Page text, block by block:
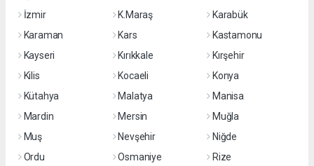
İzmir
K.Maraş
Karabük
Karaman
Kars
Kastamonu
Kayseri
Kırıkkale
Kırşehir
Kilis
Kocaeli
Konya
Kütahya
Malatya
Manisa
Mardin
Mersin
Muğla
Muş
Nevşehir
Niğde
Ordu
Osmaniye Rize